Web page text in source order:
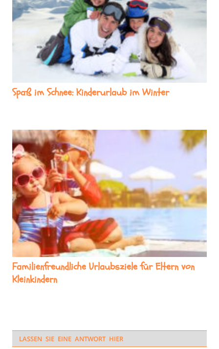
Spaß im Schnee: Kinderurlaub im Winter
Familienfreundliche Urlaubsziele für Eltern von
Kleinkindern
LASSEN SIE EINE ANTWORT HIER